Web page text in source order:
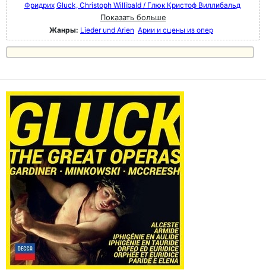
Фридрих Gluck, Christoph Willibald / Глюк Кристоф Виллибальд
Показать больше
Жанры: Lieder und Arien Арии и сцены из опер